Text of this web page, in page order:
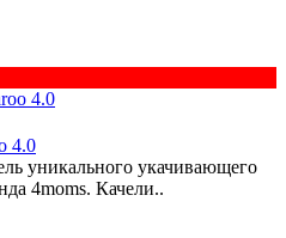
4.0
уникального укачивающего
4moms. Качели..